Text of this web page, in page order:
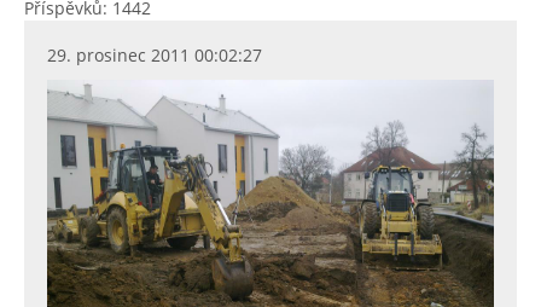
Příspěvků: 1442
29. prosinec 2011 00:02:27